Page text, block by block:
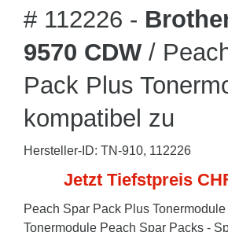
# 112226 -
9570 CDW /
Pack Plus
kompatibel zu
Hersteller-ID: TN-910, 112226
Jetzt Tiefstpreis
Peach Spar Pack Plus
Tonermodule Peach Spar Packs -